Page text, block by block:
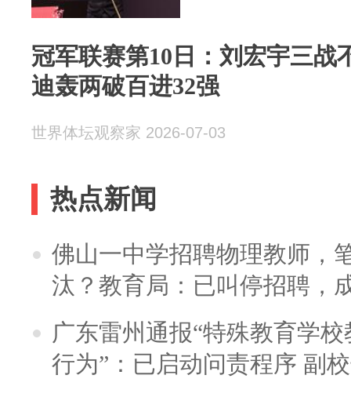
冠军联赛第10日：刘宏宇三战
迪轰两破百进32强
世界体坛观察家 2026-07-03
热点新闻
佛山一中学招聘物理教师，
汰？教育局：已叫停招聘，
广东雷州通报“特殊教育学
行为”：已启动问责程序 副